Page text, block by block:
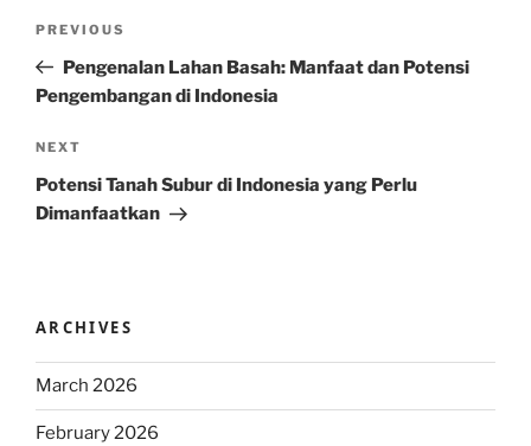
Previous
Post
PREVIOUS
Pengenalan Lahan Basah: Manfaat dan Potensi
Pengembangan di Indonesia
Next
Post
NEXT
Potensi Tanah Subur di Indonesia yang Perlu
Dimanfaatkan
ARCHIVES
March 2026
February 2026